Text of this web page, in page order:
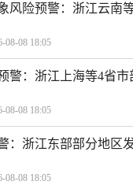
风险预警：浙江云南
08-08 18:05
警：浙江上海等4省
08-08 18:05
：浙江东部部分地区
08-08 18:05